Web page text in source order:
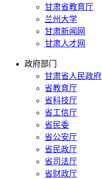
甘肃省教育厅
兰州大学
甘肃新闻网
甘肃人才网
政府部门
甘肃省人民政府
省教育厅
省科技厅
省工信厅
省民委
省公安厅
省民政厅
省司法厅
省财政厅